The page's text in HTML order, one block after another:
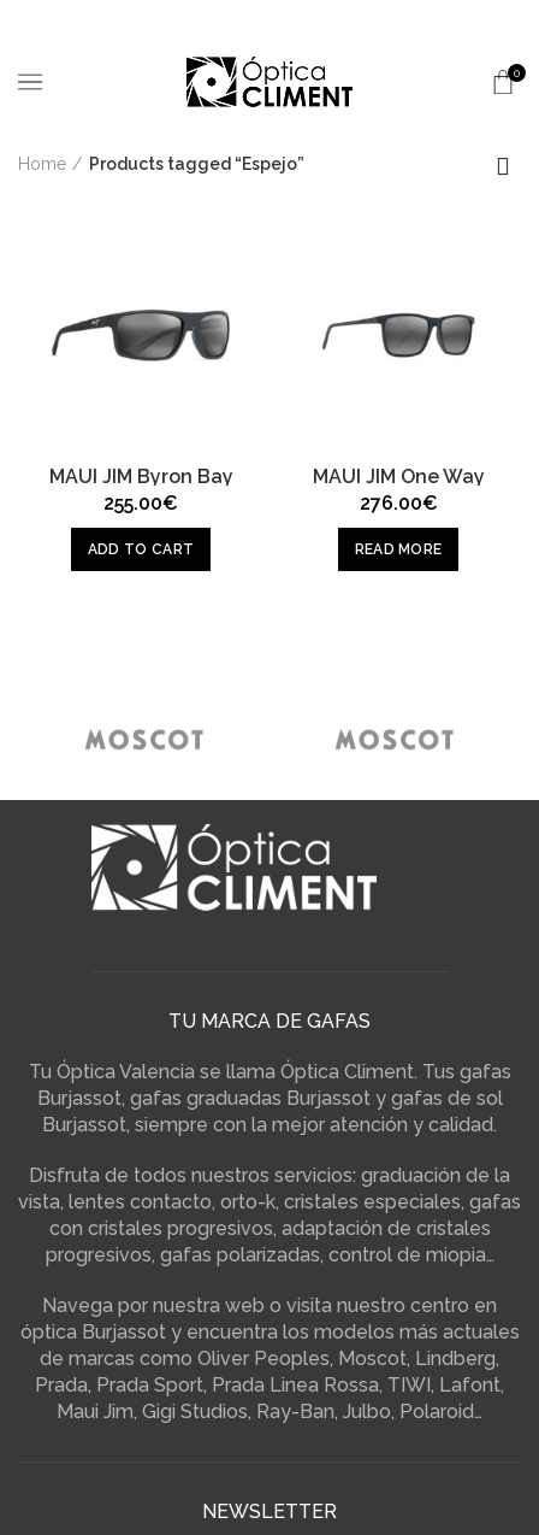
0
Home Products tagged “Espejo”
MAUI JIM Byron Bay
255.00€
ADD TO CART
MAUI JIM One Way
276.00€
READ MORE
TU MARCA DE GAFAS
Tu Óptica Valencia se llama Óptica Climent. Tus gafas
Burjassot, gafas graduadas Burjassot y gafas de sol
Burjassot, siempre con la mejor atención y calidad.
Disfruta de todos nuestros servicios: graduación de la
vista, lentes contacto, orto-k, cristales especiales, gafas
con cristales progresivos, adaptación de cristales
progresivos, gafas polarizadas, control de miopia…
Navega por nuestra web o visita nuestro centro en
óptica Burjassot y encuentra los modelos más actuales
de marcas como Oliver Peoples, Moscot, Lindberg,
Prada, Prada Sport, Prada Linea Rossa, TIWI, Lafont,
Maui Jim, Gigi Studios, Ray-Ban, Julbo, Polaroid…
NEWSLETTER